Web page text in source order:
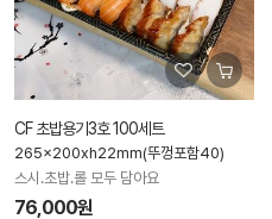
CF 초밥용기3호 100세트
265x200xh22mm(뚜껑포함40)
스시.초밥.롤 모두 담아요
76,000원